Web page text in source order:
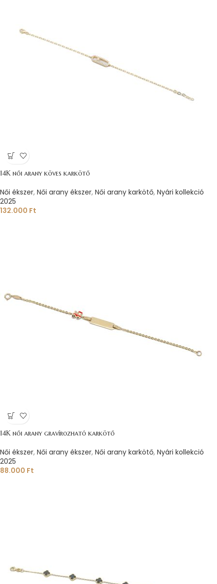
14K női arany köves karkötő
Női ékszer, Női arany ékszer, Női arany karkötő, Nyári kollekció
2025
132.000 Ft
14K női arany gravírozható karkötő
Női ékszer, Női arany ékszer, Női arany karkötő, Nyári kollekció
2025
88.000 Ft